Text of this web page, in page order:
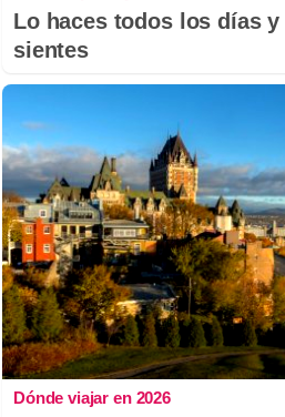
Lo haces todos los días
sientes
Dónde viajar en 2026